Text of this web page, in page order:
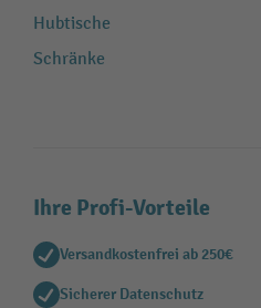
Hubtische
Schränke
Ihre Profi-Vorteile
Versandkostenfrei ab 250€
Sicherer Datenschutz